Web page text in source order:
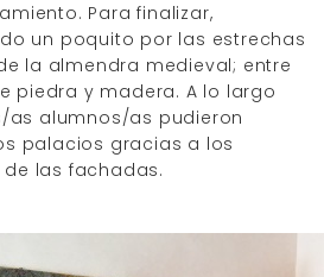
Para finalizar,
un poquito por las estrechas
la almendra medieval; entre
piedra y madera. A lo largo
as alumnos/as pudieron
palacios gracias a los
las fachadas.